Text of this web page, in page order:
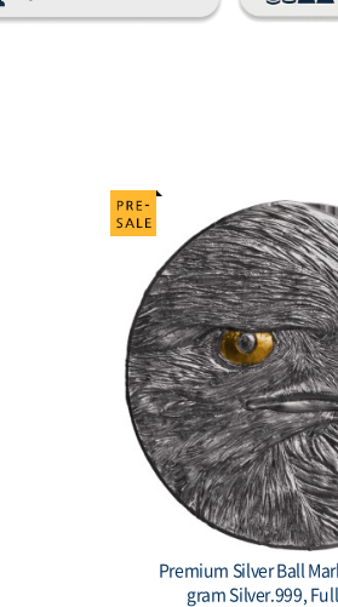
Scottsdale Mint Some
oz Silver